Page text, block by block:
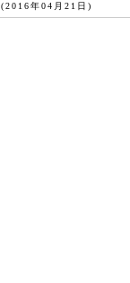
(2016年04月21日)